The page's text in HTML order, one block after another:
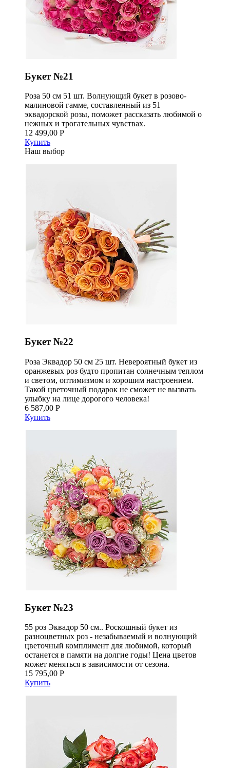
Букет №21
Роза 50 см 51 шт. Волнующий букет в розово-
малиновой гамме, составленный из 51
эквадорской розы, поможет рассказать любимой о
нежных и трогательных чувствах.
12 499,00 Р
Купить
Наш выбор
Букет №22
Роза Эквадор 50 см 25 шт. Невероятный букет из
оранжевых роз будто пропитан солнечным теплом
и светом, оптимизмом и хорошим настроением.
Такой цветочный подарок не сможет не вызвать
улыбку на лице дорогого человека!
6 587,00 Р
Купить
Букет №23
55 роз Эквадор 50 см.. Роскошный букет из
разноцветных роз - незабываемый и волнующий
цветочный комплимент для любимой, который
останется в памяти на долгие годы! Цена цветов
может меняться в зависимости от сезона.
15 795,00 Р
Купить